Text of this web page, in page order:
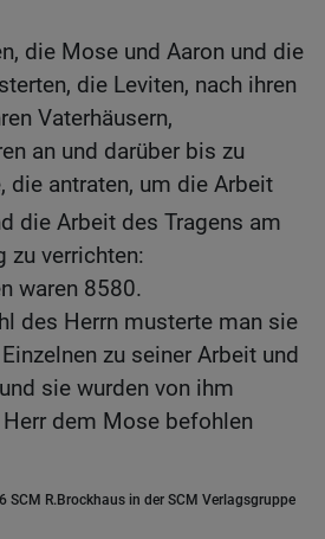
die Mose und Aaron und die
die Leviten, nach ihren
Vaterhäusern,
an und darüber bis zu
die antraten, um die Arbeit
die Arbeit des Tragens am
zu verrichten:
waren 8580.
des Herrn musterte man sie
zu seiner Arbeit und
sie wurden von ihm
dem Mose befohlen
SCM R.Brockhaus in der SCM Verlagsgruppe